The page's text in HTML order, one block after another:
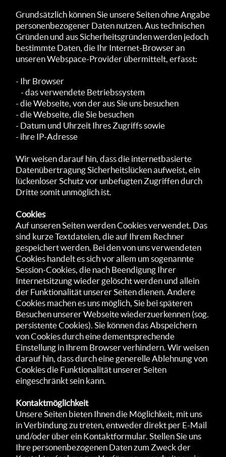
Grundsätzlich können Sie unsere Seiten ohne Angabe
personenbezogener Daten nutzen. Aus tech­nischen
Gründ­en und aus Sicherheitsgründen werden jedoch
bestimmte Daten, die Ihr Inter­net-Browser an
unseren Web­space-Provider übe­rmittelt, erf­asst:
- Ihr Browser
- das verwendete Betriebssystem
- die Webseite, von der aus Sie uns besuchen
- die Webseite, die Sie besuchen
- Datum und Uhrzeit Ihres Zugriffs sowie
- ihre IP-Adresse
Wir weisen darauf hin, dass die internet­basierte
Daten­übertra­gung Sicherheits­lücken aufweist, ein
lücken­loser Schutz vor unbefugten Zugriffen durch
Dritte somit un­möglich ist.
Cookies
Auf unseren Seiten werden Cookies verwendet. Das
sind kurze Textdateien, die auf Ihrem Rechner
gespeichert werden. Bei den von uns verwendeten
Cookies handelt es sich vor allem um sogenannte
Session-Cookies, die nach Beendigung Ihrer
Internetsitzung wieder gelöscht werden und allein
der Funktionalität unserer Seiten dienen. Andere
Cookies machen es uns möglich, Sie bei späteren
Besuchen unserer Webseite wiederzuerkennen (sog.
persistente Cookies). Sie können das Abspeichern
von Cookies durch eine dementsprechende
Einstellung in Ihrem Browser verhindern. Wir weisen
darauf hin, dass durch eine generelle Ablehnung von
Cookies die Funktionalität unserer Seiten
eingeschränkt sein kann.
Kontaktmöglichkeit
Unsere Seiten bieten Ihnen die Möglichkeit, mit uns
in Verbindung zu treten, entweder direkt per E-Mail
und/oder über ein Kontaktformular. Stellen Sie uns
Ihre personenbezogenen Daten zum Zweck der